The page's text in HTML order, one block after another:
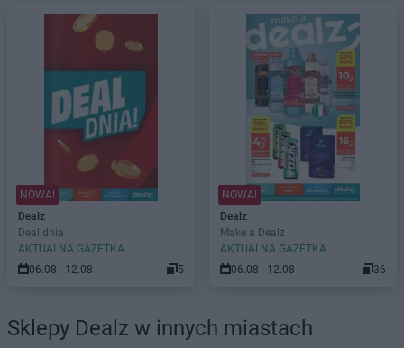
NOWA!
Dealz
Deal dnia
AKTUALNA GAZETKA
06.08 - 12.08
5
NOWA!
Dealz
Make a Dealz
AKTUALNA GAZETKA
06.08 - 12.08
36
Sklepy Dealz w innych miastach